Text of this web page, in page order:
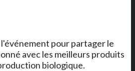
pour partager le
avec les meilleurs produits
biologique.